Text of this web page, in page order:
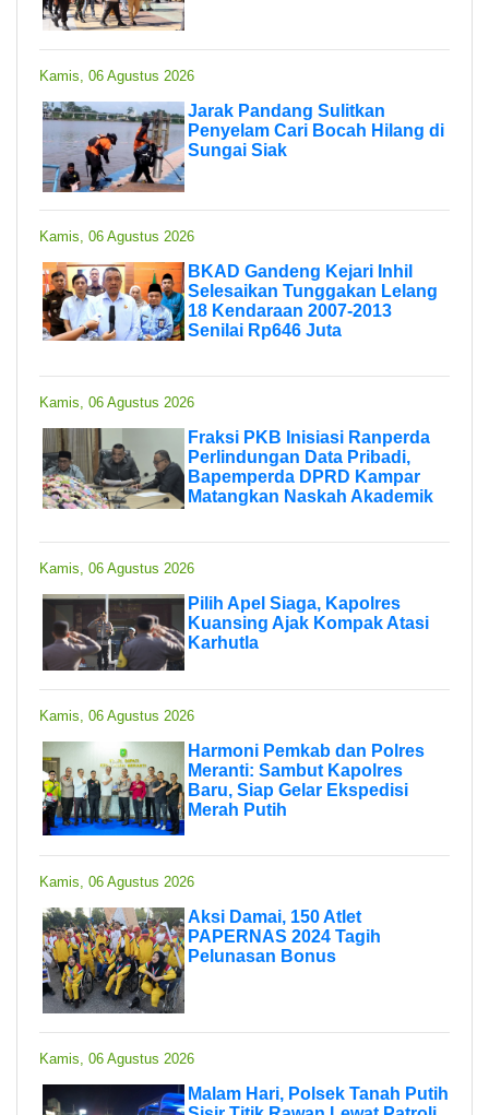
Kamis, 06 Agustus 2026
Jarak Pandang Sulitkan
Penyelam Cari Bocah Hilang di
Sungai Siak
Kamis, 06 Agustus 2026
BKAD Gandeng Kejari Inhil
Selesaikan Tunggakan Lelang
18 Kendaraan 2007-2013
Senilai Rp646 Juta
Kamis, 06 Agustus 2026
Fraksi PKB Inisiasi Ranperda
Perlindungan Data Pribadi,
Bapemperda DPRD Kampar
Matangkan Naskah Akademik
Kamis, 06 Agustus 2026
Pilih Apel Siaga, Kapolres
Kuansing Ajak Kompak Atasi
Karhutla
Kamis, 06 Agustus 2026
Harmoni Pemkab dan Polres
Meranti: Sambut Kapolres
Baru, Siap Gelar Ekspedisi
Merah Putih
Kamis, 06 Agustus 2026
Aksi Damai, 150 Atlet
PAPERNAS 2024 Tagih
Pelunasan Bonus
Kamis, 06 Agustus 2026
Malam Hari, Polsek Tanah Putih